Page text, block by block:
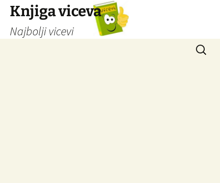
Knjiga viceva
Najbolji vicevi